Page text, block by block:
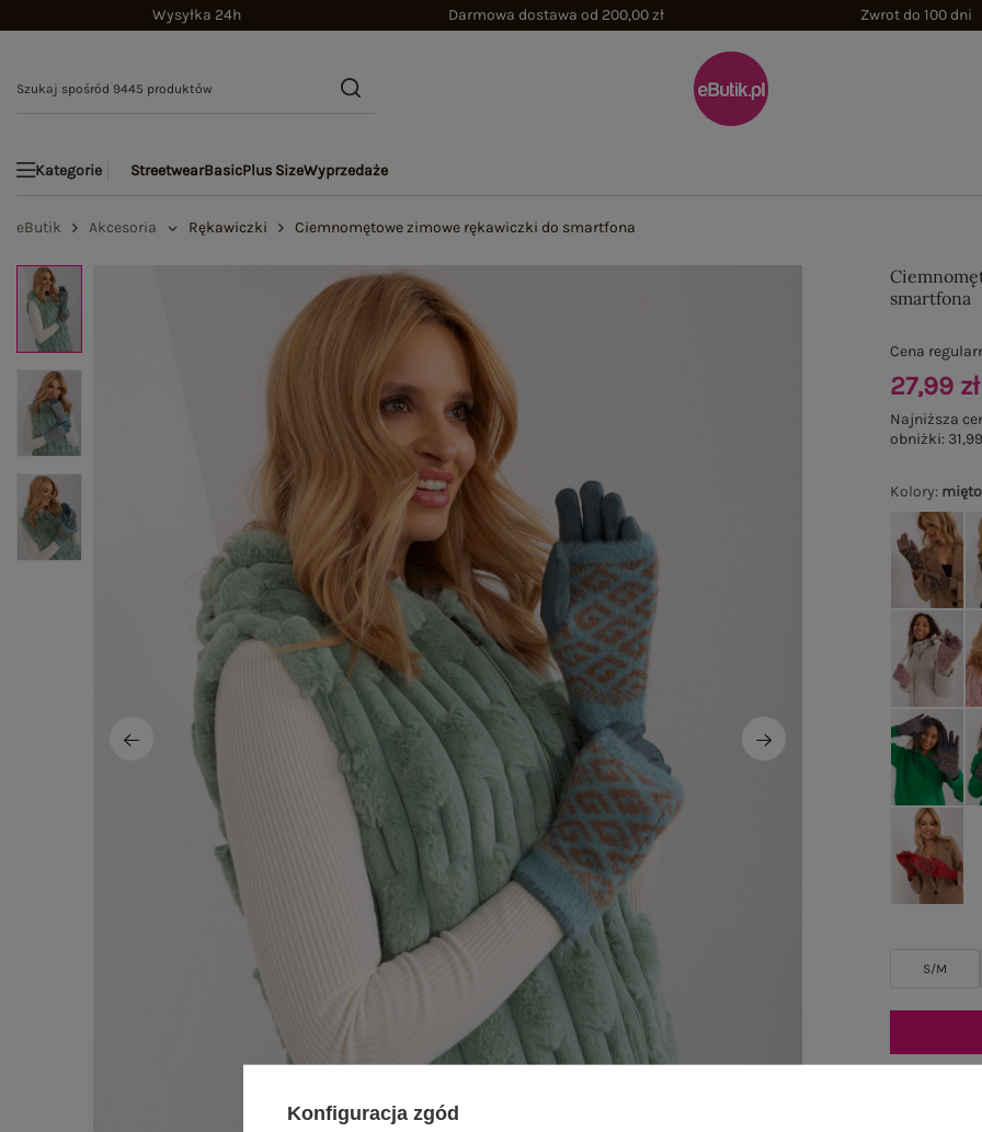
Wysyłka 24h Darmowa dostawa od 200,00 zł Zwrot do 100 dni
Kategorie StreetwearBasicPlus SizeWyprzedaże
eButik Akcesoria Rękawiczki Ciemnomętowe zimowe rękawiczki do smartfona
smartfona
Kolory:
S/M
Cena
27,99 zł
Najniższa
obniżki:
Konfiguracja zgód